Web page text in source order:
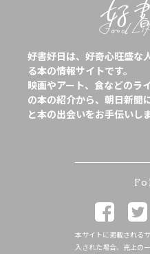
好書好日は、好奇心旺盛な
る本の情報サイトです。
映画やアート、食などのラ
の本の紹介から、朝日新聞
と本の出会いをお手伝いしま
本サイトに掲載される
入された場合、売上の